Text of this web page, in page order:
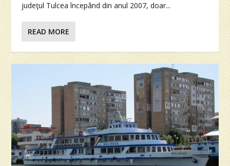
judeţul Tulcea începând din anul 2007, doar...
READ MORE